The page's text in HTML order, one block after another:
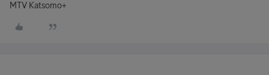
MTV Katsomo+